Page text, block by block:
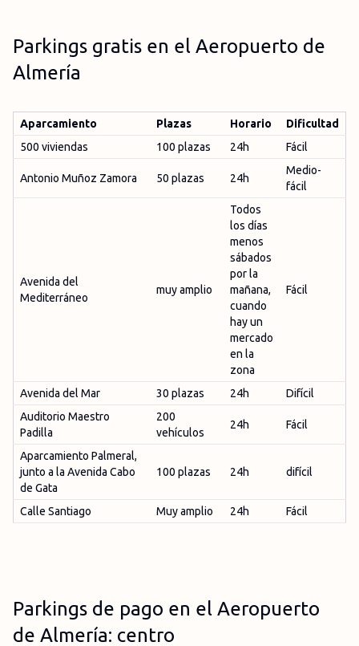
Parkings gratis en el Aeropuerto de
Almería
Aparcamiento Plazas Horario
Dificultad
500 viviendas
100 plazas 24h Fácil
Antonio Muñoz Zamora 50 plazas 24h
Medio-
fácil
Avenida del
Mediterráneo
muy amplio
Todos
los días
menos
sábados
por la
mañana,
cuando
hay un
mercado
en la
zona
Fácil
Avenida del Mar 30 plazas 24h
Difícil
Auditorio Maestro
Padilla
200
vehículos
24h Fácil
Aparcamiento Palmeral,
junto a la Avenida Cabo
de Gata
100 plazas 24h difícil
Calle Santiago Muy amplio 24h Fácil
Parkings de pago en el Aeropuerto
de Almería: centro